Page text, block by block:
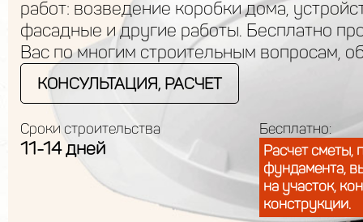
работ: возведение коробки дома,
фасадные и другие работы. Бесплатно
Вас по многим строительным вопросам,
КОНСУЛЬТАЦИЯ, РАСЧЕТ
Сроки строительства
11-14 дней
Бесплатно:
Расчет сметы,
фундамента,
на участок,
конструкции.